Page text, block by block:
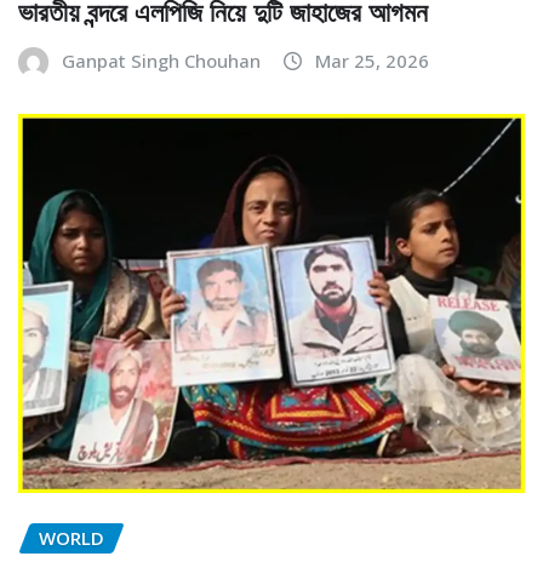
ভারতীয় বন্দরে এলপিজি নিয়ে দুটি জাহাজের আগমন
Ganpat Singh Chouhan Mar 25, 2026
WORLD